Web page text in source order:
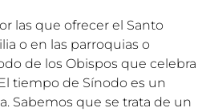
las que ofrecer el Santo
o en las parroquias o
de los Obispos que celebra
tiempo de Sínodo es un
Sabemos que se trata de un